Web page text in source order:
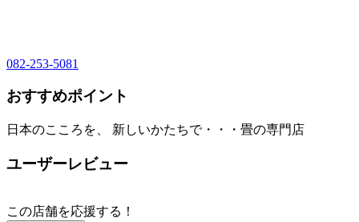
082-253-5081
おすすめポイント
日本のこころを、 新しいかたちで・・・畳の専門店
ユーザーレビュー
この店舗を応援する！